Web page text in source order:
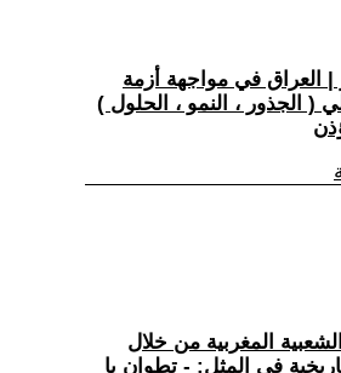
| العراق في مواجهة أزمة
( الجذور ، النمو ، الحلول )
المغربية من خلال
تاريخية في المثل: - تطوان يا